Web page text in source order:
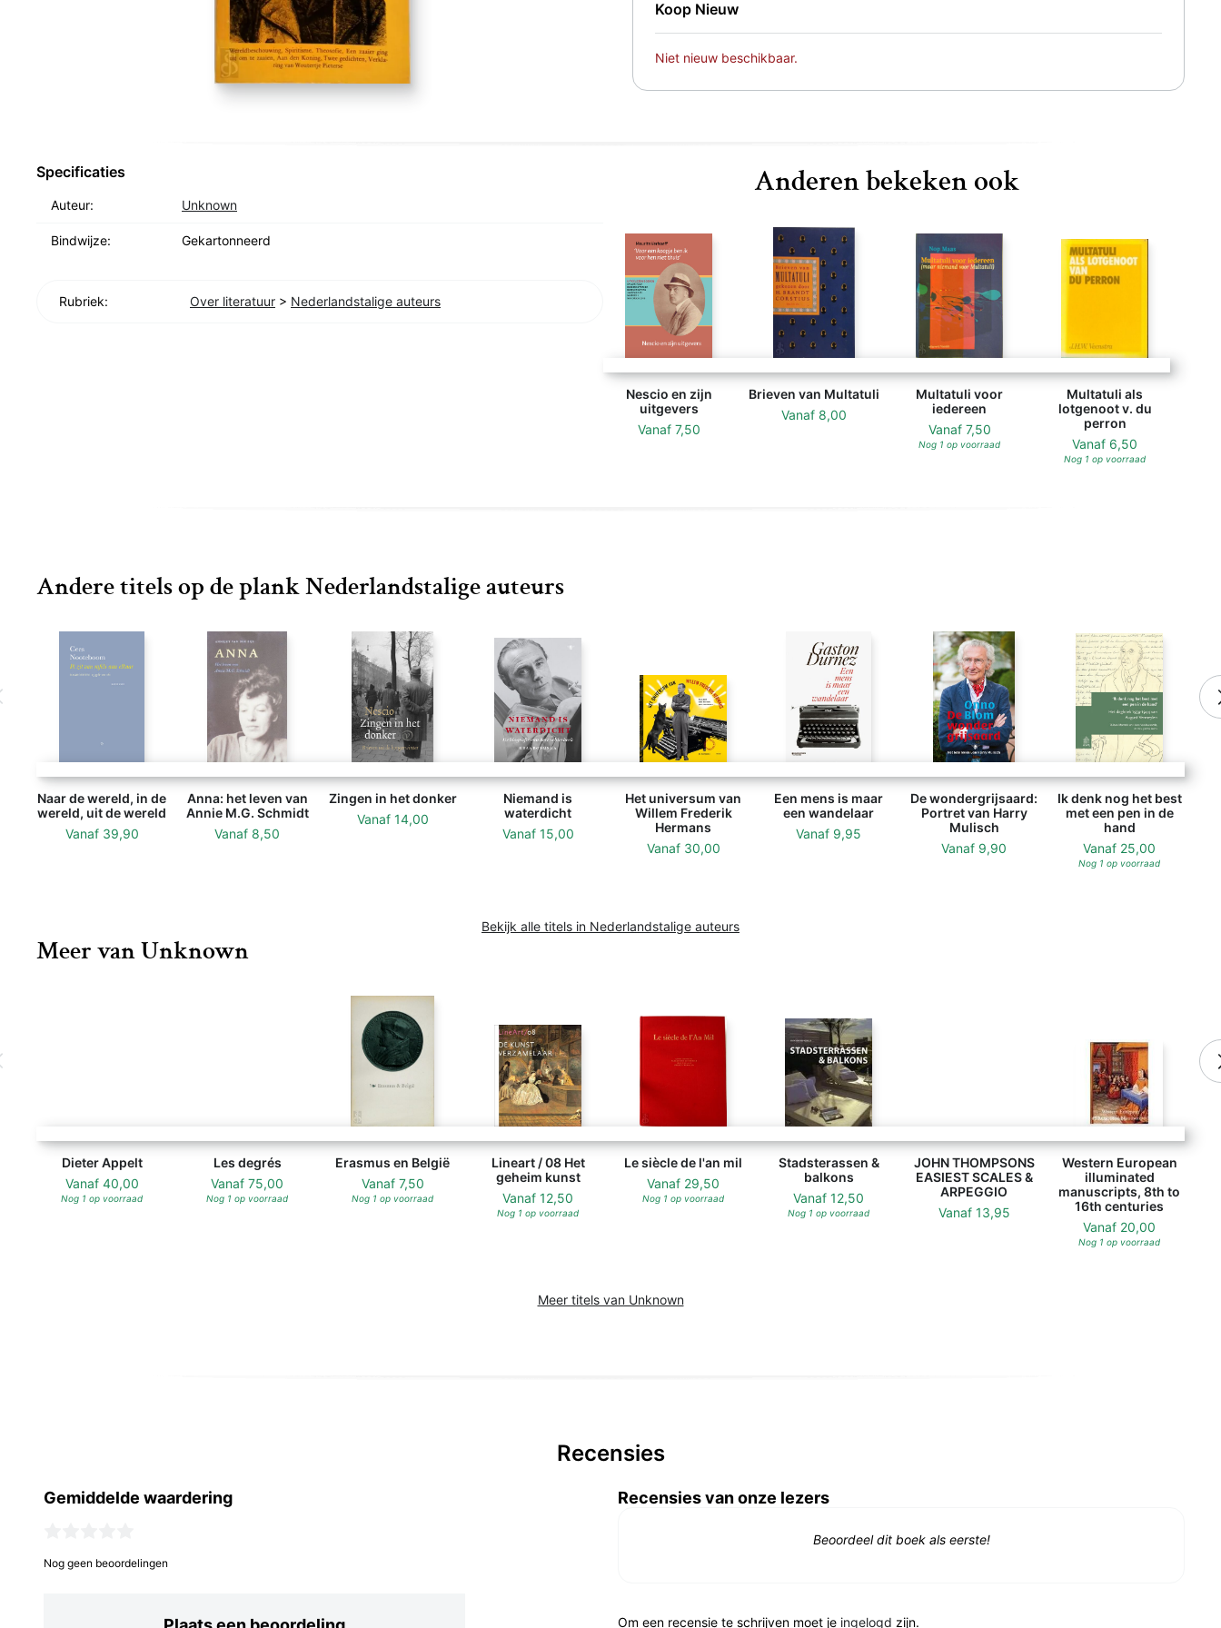
Koop Nieuw
Niet nieuw beschikbaar.
Anderen bekeken ook
Nescio en zijn
uitgevers
Vanaf 7,50
Brieven van Multatuli
Vanaf 8,00
Multatuli voor
iedereen
Vanaf 7,50
Nog 1 op voorraad
Multatuli als
lotgenoot v. du
perron
Vanaf 6,50
Nog 1 op voorraad
Specificaties
Auteur: Unknown
Bindwijze: Gekartonneerd
Rubriek: Over literatuur > Nederlandstalige auteurs
Andere titels op de plank Nederlandstalige auteurs
Naar de wereld, in de
wereld, uit de wereld
Vanaf 39,90
Anna: het leven van
Annie M.G. Schmidt
Vanaf 8,50
Zingen in het donker
Vanaf 14,00
Niemand is
waterdicht
Vanaf 15,00
Het universum van
Willem Frederik
Hermans
Vanaf 30,00
Een mens is maar
een wandelaar
Vanaf 9,95
De wondergrijsaard:
Portret van Harry
Mulisch
Vanaf 9,90
Ik denk nog het best
met een pen in de
hand
Vanaf 25,00
Nog 1 op voorraad
Bekijk alle titels in Nederlandstalige auteurs
Meer van Unknown
Dieter Appelt
Vanaf 40,00
Nog 1 op voorraad
Les degrés
Vanaf 75,00
Nog 1 op voorraad
Erasmus en België
Vanaf 7,50
Nog 1 op voorraad
Lineart / 08 Het
geheim kunst
Vanaf 12,50
Nog 1 op voorraad
Le siècle de l'an mil
Vanaf 29,50
Nog 1 op voorraad
Stadsterassen &
balkons
Vanaf 12,50
Nog 1 op voorraad
JOHN THOMPSONS
EASIEST SCALES &
ARPEGGIO
Vanaf 13,95
Western European
illuminated
manuscripts, 8th to
16th centuries
Vanaf 20,00
Nog 1 op voorraad
Meer titels van Unknown
Recensies
Gemiddelde waardering
Nog geen beoordelingen
Recensies van onze lezers
Beoordeel dit boek als eerste!
Om een recensie te schrijven moet je ingelogd zijn.